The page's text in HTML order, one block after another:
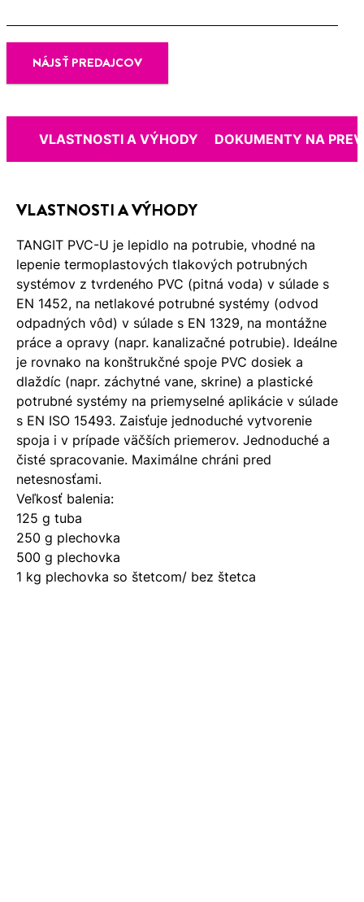
NÁJSŤ PREDAJCOV
VLASTNOSTI A VÝHODY DOKUMENTY NA
VLASTNOSTI A VÝHODY
TANGIT PVC-U je lepidlo na potrubie, vhodné na
lepenie termoplastových tlakových potrubných
systémov z tvrdeného PVC (pitná voda) v súlade s
EN 1452, na netlakové potrubné systémy (odvod
odpadných vôd) v súlade s EN 1329, na montážne
práce a opravy (napr. kanalizačné potrubie). Ideálne
je rovnako na konštrukčné spoje PVC dosiek a
dlaždíc (napr. záchytné vane, skrine) a plastické
potrubné systémy na priemyselné aplikácie v súlade
s EN ISO 15493. Zaisťuje jednoduché vytvorenie
spoja i v prípade väčších priemerov. Jednoduché a
čisté spracovanie. Maximálne chráni pred
netesnosťami.
Veľkosť balenia:
125 g tuba
250 g plechovka
500 g plechovka
1 kg plechovka so štetcom/ bez štetca